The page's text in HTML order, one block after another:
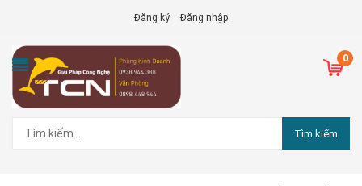
Đăng ký Đăng nhập
0
Tìm kiếm